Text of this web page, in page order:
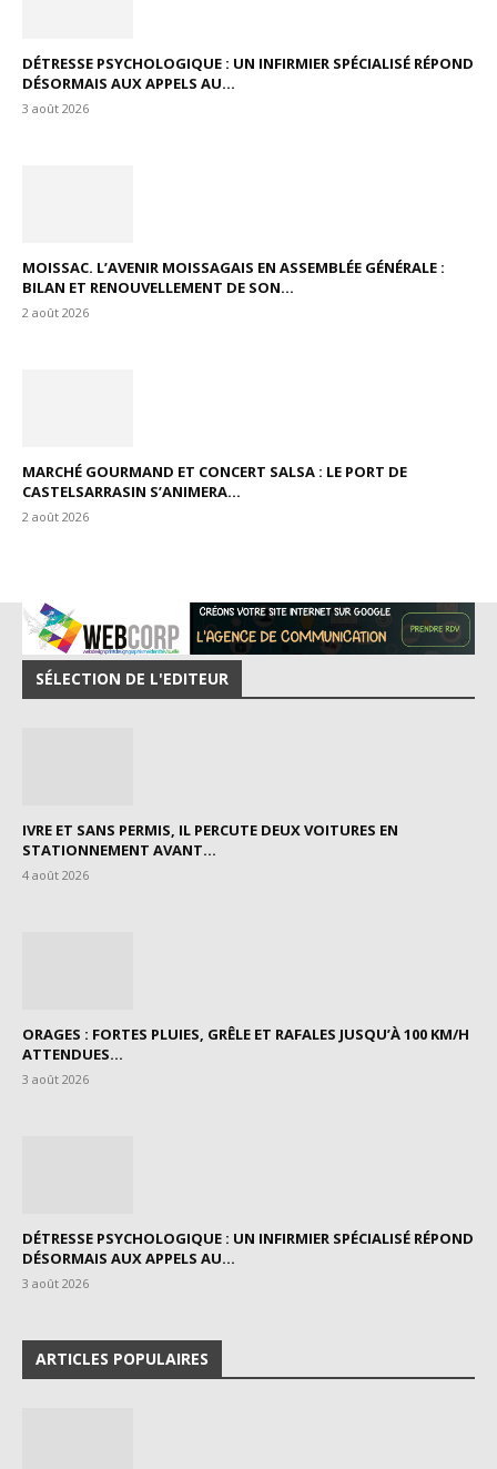
DÉTRESSE PSYCHOLOGIQUE : UN INFIRMIER SPÉCIALISÉ RÉPOND
DÉSORMAIS AUX APPELS AU...
3 août 2026
MOISSAC. L’AVENIR MOISSAGAIS EN ASSEMBLÉE GÉNÉRALE :
BILAN ET RENOUVELLEMENT DE SON...
2 août 2026
MARCHÉ GOURMAND ET CONCERT SALSA : LE PORT DE
CASTELSARRASIN S’ANIMERA...
2 août 2026
SÉLECTION DE L'EDITEUR
IVRE ET SANS PERMIS, IL PERCUTE DEUX VOITURES EN
STATIONNEMENT AVANT...
4 août 2026
ORAGES : FORTES PLUIES, GRÊLE ET RAFALES JUSQU’À 100 KM/H
ATTENDUES...
3 août 2026
DÉTRESSE PSYCHOLOGIQUE : UN INFIRMIER SPÉCIALISÉ RÉPOND
DÉSORMAIS AUX APPELS AU...
3 août 2026
ARTICLES POPULAIRES